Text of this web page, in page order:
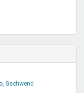
Gschwend